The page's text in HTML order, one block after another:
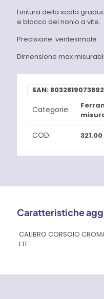
Finitura della scala
e blocco del nonio a vite.
Precisione: ventesimale
Dimensione max
EAN: 8032819073892
Categorie:
COD: 321.00
Caratteristiche
CALIBRO CORSOIO
LTF